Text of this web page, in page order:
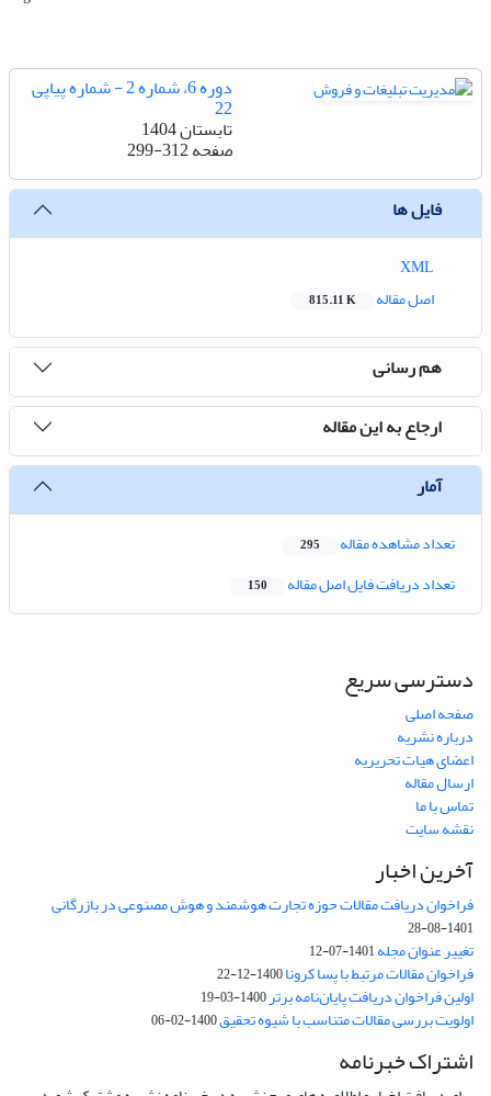
دوره 6، شماره 2 - شماره پیاپی
22
تابستان 1404
صفحه299-312
فایل ها
اصل مقاله
815.11 K
هم رسانی
ارجاع به این مقاله
آمار
تعداد مشاهده مقاله 295
تعداد دریافت فایل اصل مقاله 150
دسترسی سریع
صفحه اصلی
درباره نشریه
اعضای هیات تحریریه
ارسال مقاله
تماس با ما
نقشه سایت
آخرین اخبار
فراخوان دریافت مقالات حوزه تجارت هوشمند و هوش مصنوعی در بازرگانی
1401-08-28
تغییر عنوان مجله1401-07-12
فراخوان مقالات مرتبط با پسا کرونا1400-12-22
اولین فراخوان دریافت پایان‌نامه برتر1400-03-19
اولویت بررسی مقالات متناسب با شیوه تحقیق1400-02-06
اشتراک خبرنامه